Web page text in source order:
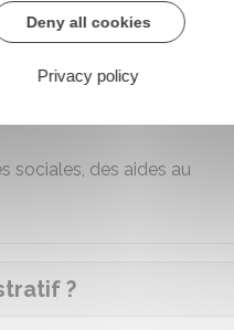
et délais selon lesquels
de médiation avec
sociales, des aides au
?
Deny all cookies
Privacy policy